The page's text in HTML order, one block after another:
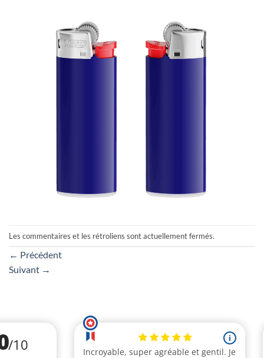
Les commentaires et les rétroliens sont actuellement fermés.
← Précédent
Suivant →